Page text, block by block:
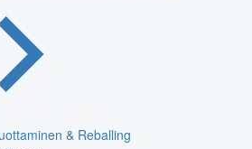
& Reballing